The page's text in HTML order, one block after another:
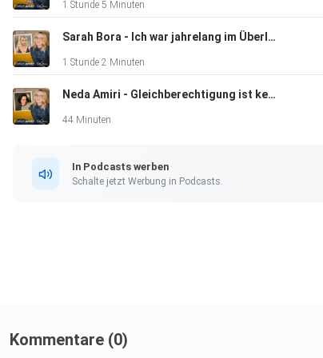
https://www.echtemamas.de/podcast-shownotes/
Instagram auf @echtemamas.ehrlichgesagt! Abonniert
🪄 Hinterlasst Gäste-Wünsche! #Podcast
#learningwithcaroline #learnlearning #Muttersein
1 Stunde 5 Minuten
Sarah Bora - Ich war jahrelang im Überlebensmodus
1 Stunde 2 Minuten
Neda Amiri - Gleichberechtigung ist keine Romantik
44 Minuten
In Podcasts werben
Schalte jetzt Werbung in Podcasts.
Kommentare (0)